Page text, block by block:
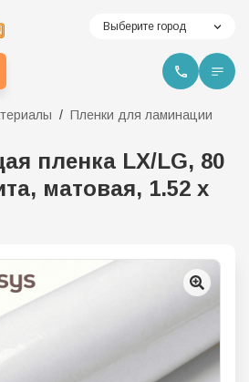
Выберите город
Пленки для ламинации
пленка LX/LG, 80
матовая, 1.52 х